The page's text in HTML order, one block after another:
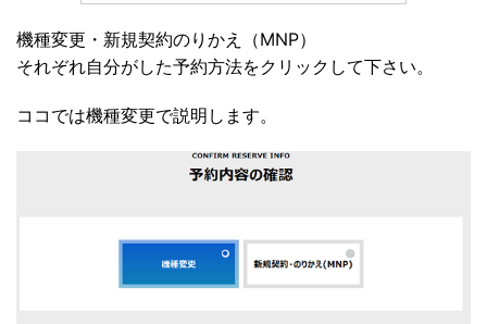
機種変更・新規契約のりかえ（MNP）
それぞれ自分がした予約方法をクリックして下さい。
ココでは機種変更で説明します。